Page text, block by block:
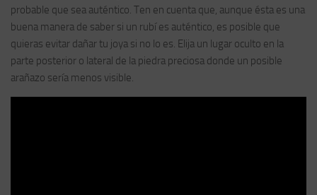
probable que sea auténtico. Ten en cuenta que, aunque ésta es una
buena manera de saber si un rubí es auténtico, es posible que
quieras evitar dañar tu joya si no lo es. Elija un lugar oculto en la
parte posterior o lateral de la piedra preciosa donde un posible
arañazo sería menos visible.